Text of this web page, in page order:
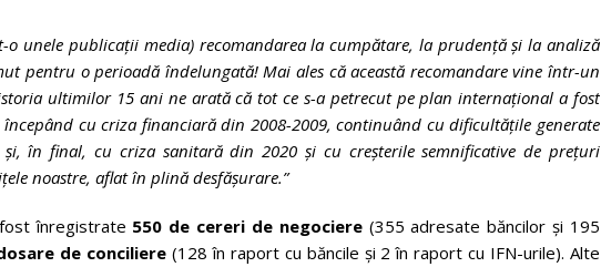
o unele publicații media) recomandarea la cumpătare, la prudență și la analiză
pentru o perioadă îndelungată! Mai ales că această recomandare vine într-un
ultimilor 15 ani ne arată că tot ce s-a petrecut pe plan internațional a fost
cu criza financiară din 2008-2009, continuând cu dificultățile generate
în final, cu criza sanitară din 2020 și cu creșterile semnificative de prețuri
noastre, aflat în plină desfășurare.”
înregistrate 550 de cereri de negociere(355 adresate băncilor și 195
de conciliere (128 în raport cu băncile și 2 în raport cu IFN-urile). Alte